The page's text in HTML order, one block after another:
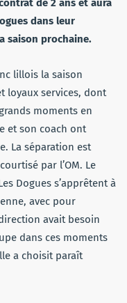
de 2 ans et aura
dans leur
saison prochaine.
lillois la saison
loyaux services, dont
moments en
et son coach ont
La séparation est
par l’OM. Le
Dogues s’apprêtent à
avec pour
avait besoin
dans ces moments
a choisit paraît